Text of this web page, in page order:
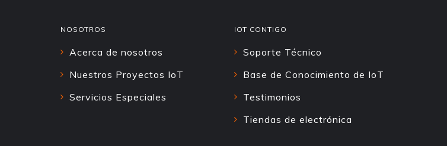
NOSOTROS
Acerca de nosotros
Nuestros Proyectos IoT
Servicios Especiales
IOT CONTIGO
Soporte Técnico
Base de Conocimiento de IoT
Testimonios
Tiendas de electrónica